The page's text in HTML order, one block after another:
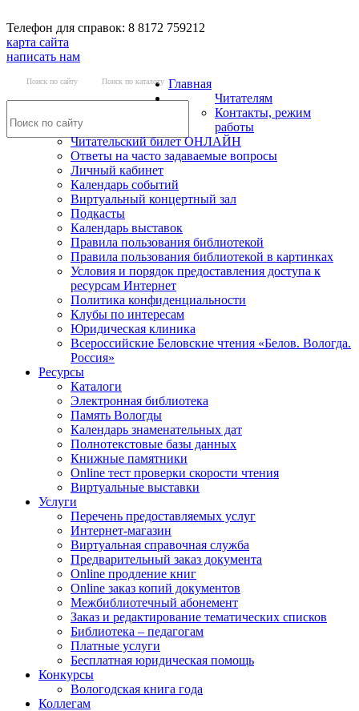
Телефон для справок: 8 8172 759212
карта сайта
написать нам
Поиск по сайту Поиск по каталогу Главная
Читателям
Контакты, режим
работы
Читательский билет ОНЛАЙН
Ответы на часто задаваемые вопросы
Личный кабинет
Календарь событий
Виртуальный концертный зал
Подкасты
Календарь выставок
Правила пользования библиотекой
Правила пользования библиотекой в картинках
Условия и порядок предоставления доступа к
ресурсам Интернет
Политика конфиденциальности
Клубы по интересам
Юридическая клиника
Всероссийские Беловские чтения «Белов. Вологда.
Россия»
Ресурсы
Каталоги
Электронная библиотека
Память Вологды
Календарь знаменательных дат
Полнотекстовые базы данных
Книжные памятники
Online тест проверки скорости чтения
Виртуальные выставки
Услуги
Перечень предоставляемых услуг
Интернет-магазин
Виртуальная справочная служба
Предварительный заказ документа
Online продление книг
Online заказ копий документов
Межбиблиотечный абонемент
Заказ и редактирование тематических списков
Библиотека – педагогам
Платные услуги
Бесплатная юридическая помощь
Конкурсы
Вологодская книга года
Коллегам